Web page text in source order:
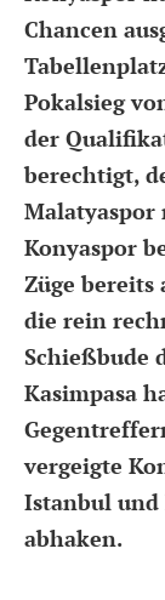
Chancen
Pokalsieg
der
berechtigt,
Konyaspor
Züge bereits
die rein
Schießbude
Kasimpasa
vergeigte
Istanbul
abhaken.